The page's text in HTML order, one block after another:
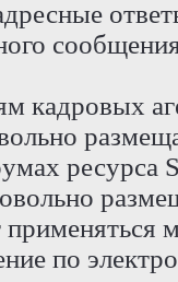
кадровых
по